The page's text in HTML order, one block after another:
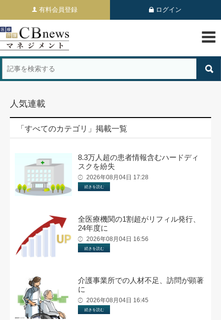
有料会員登録 ログイン
人気連載
「すべてのカテゴリ」掲載一覧
8.3万人超の患者情報含むハードディ
スクを紛失
2026年08月04日 17:28
続きを読む
全医療機関の1割超がリフィル発行、
24年度に
2026年08月04日 16:56
続きを読む
介護事業所での人材不足、訪問が顕著
に
2026年08月04日 16:45
続きを読む